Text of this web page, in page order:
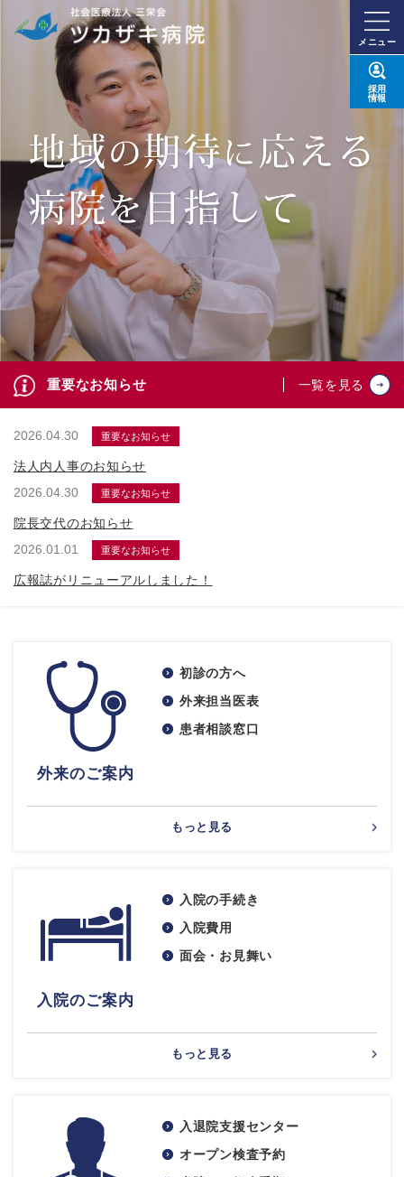
メニュー
採用
情報
重要なお知らせ 一覧を見る
2026.04.30 重要なお知らせ
法人内人事のお知らせ
2026.04.30
重要なお知らせ
院長交代のお知らせ
2026.01.01
重要なお知らせ
広報誌がリニューアルしました！
外来のご案内
初診の方へ
外来担当医表
患者相談窓口
もっと見る
入院のご案内
入院の手続き
入院費用
面会・お見舞い
もっと見る
入退院支援センター
オープン検査予約